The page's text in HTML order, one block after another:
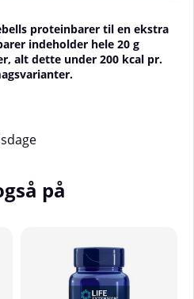
proteinbarer til en ekstra
indeholder hele 20 g
alt dette under 200 kcal pr.
på